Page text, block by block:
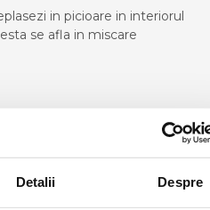
Detalii Despre
in picioare in interiorul
se afla in miscare
catre Lugo:
MEDGIDIA
MEDIAS